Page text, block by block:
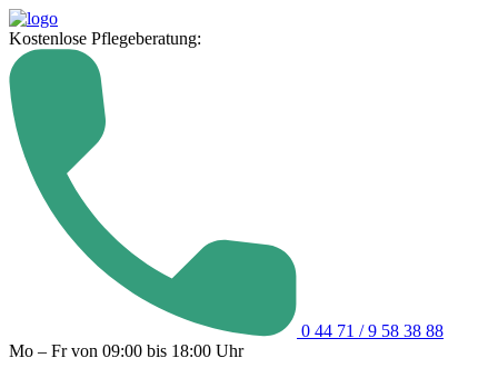
Kostenlose Pflegeberatung:
0 44 71 / 9 58 38 88
Mo – Fr von 09:00 bis 18:00 Uhr